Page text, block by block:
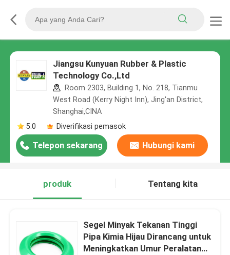
Jiangsu Kunyuan Rubber & Plastic
Technology Co.,Ltd
Room 2303, Building 1, No. 218, Tianmu
West Road (Kerry Night Inn), Jing'an District,
Shanghai,CINA
5.0
Diverifikasi pemasok
Telepon sekarang Hubungi kami
produk Tentang kita
Segel Minyak Tekanan Tinggi
Pipa Kimia Hijau Dirancang untuk
Meningkatkan Umur Peralatan